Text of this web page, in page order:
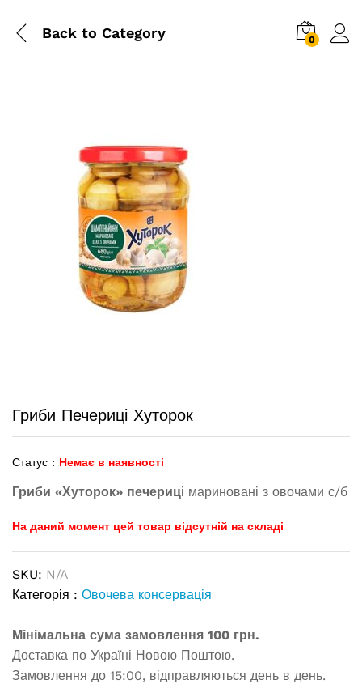
Back to Category 0
Гриби Печериці Хуторок
Статус : Немає в наявності
Гриби «Хуторок» печериці мариновані з овочами с/б
На даний момент цей товар відсутній на складі
SKU: N/A
Категорія : Овочева консервація
Мінімальна сума замовлення 100 грн.
Доставка по Україні Новою Поштою.
Замовлення до 15:00, відправляються день в день.